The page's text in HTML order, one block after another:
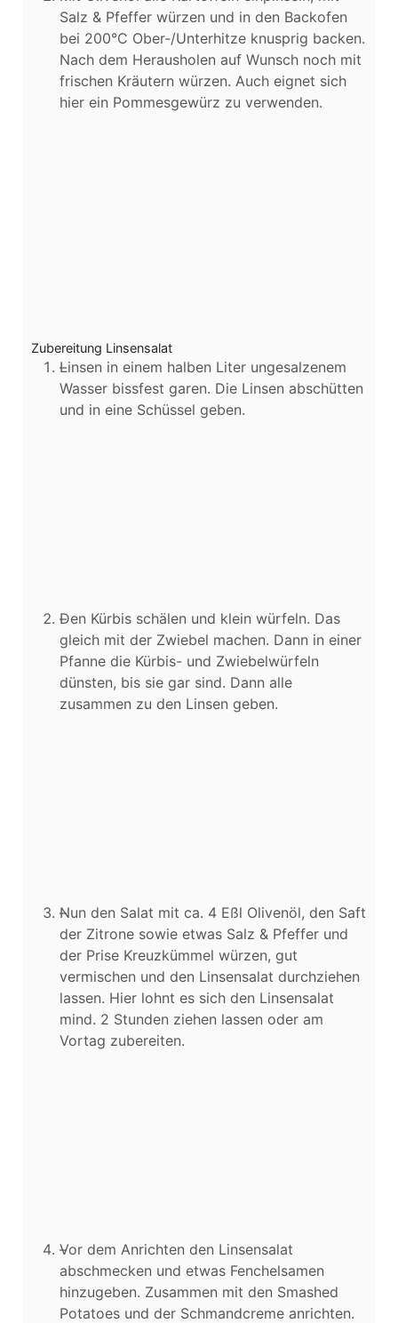
Salz & Pfeffer würzen und in den Backofen
bei 200°C Ober-/Unterhitze knusprig backen.
Nach dem Herausholen auf Wunsch noch mit
frischen Kräutern würzen. Auch eignet sich
hier ein Pommesgewürz zu verwenden.
Zubereitung Linsensalat
Linsen in einem halben Liter ungesalzenem
Wasser bissfest garen. Die Linsen abschütten
und in eine Schüssel geben.
Den Kürbis schälen und klein würfeln. Das
gleich mit der Zwiebel machen. Dann in einer
Pfanne die Kürbis- und Zwiebelwürfeln
dünsten, bis sie gar sind. Dann alle
zusammen zu den Linsen geben.
Nun den Salat mit ca. 4 Eßl Olivenöl, den Saft
der Zitrone sowie etwas Salz & Pfeffer und
der Prise Kreuzkümmel würzen, gut
vermischen und den Linsensalat durchziehen
lassen. Hier lohnt es sich den Linsensalat
mind. 2 Stunden ziehen lassen oder am
Vortag zubereiten.
Vor dem Anrichten den Linsensalat
abschmecken und etwas Fenchelsamen
hinzugeben. Zusammen mit den Smashed
Potatoes und der Schmandcreme anrichten.